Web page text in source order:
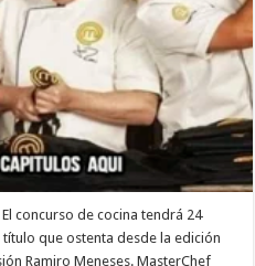
concurso de cocina tendrá 24
que ostenta desde la edición
Ramiro Meneses. MasterChef